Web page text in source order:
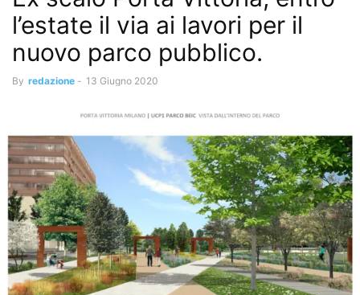
l’estate il via ai lavori per il
nuovo parco pubblico.
By redazione - 13 Giugno 2020